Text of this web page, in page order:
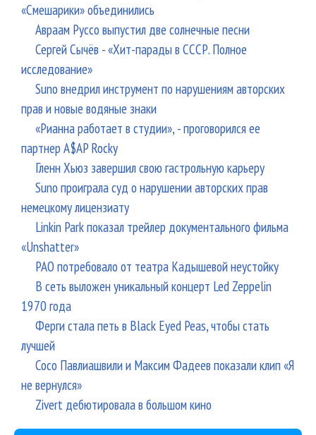
«Смешарики» объединились
Авраам Руссо выпустил две солнечные песни
Сергей Сычёв - «Хит-парады в СССР. Полное
исследование»
Suno внедрил инструмент по нарушениям авторских
прав и новые водяные знаки
«Рианна работает в студии», - проговорился ее
партнер A$AP Rocky
Гленн Хьюз завершил свою гастрольную карьеру
Suno проиграла суд о нарушении авторских прав
немецкому лицензиату
Linkin Park показал трейлер документального фильма
«Unshatter»
РАО потребовало от театра Кадышевой неустойку
В сеть выложен уникальный концерт Led Zeppelin
1970 года
Ферги стала петь в Black Eyed Peas, чтобы стать
лучшей
Сосо Павлиашвили и Максим Фадеев показали клип «Я
не вернулся»
Zivert дебютировала в большом кино